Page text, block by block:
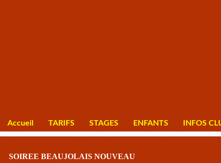
Accueil TARIFS STAGES ENFANTS INFOS
SOIREE BEAUJOLAIS NOUVEAU